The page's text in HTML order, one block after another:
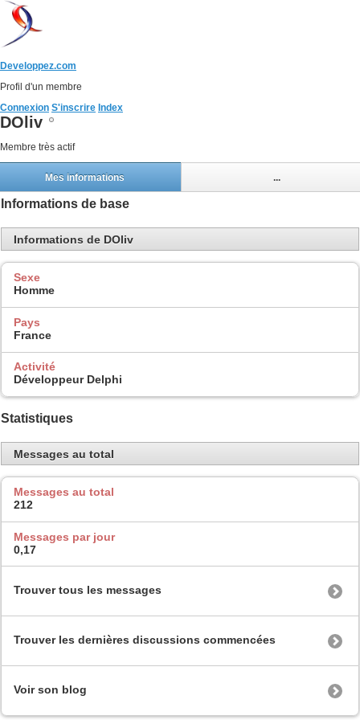
Developpez.com
Profil d'un membre
Connexion S'inscrire Index
DOliv
Membre très actif
Mes informations ...
Informations de base
Informations de DOliv
Sexe
Homme
Pays
France
Activité
Développeur Delphi
Statistiques
Messages au total
Messages au total
212
Messages par jour
0,17
Trouver tous les messages
Trouver les dernières discussions commencées
Voir son blog